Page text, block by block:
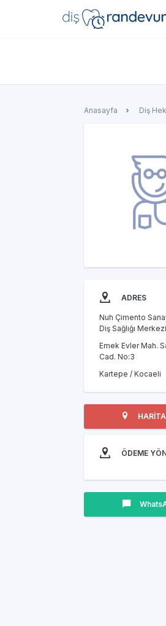
dishekimleri.net -
Anasayfa Diş
ADRES
Nuh Çimento
Diş Sağlığı Merkezi
Emek Evler Mah.
Cad. No:3
Kartepe / Kocaeli
ÖDEME